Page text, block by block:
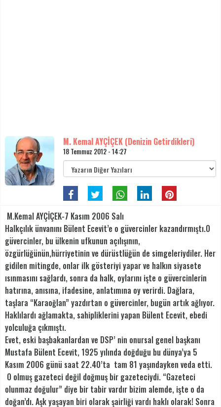
M. Kemal AYÇİÇEK (Denizin Getirdikleri)
18 Temmuz 2012 - 14:27
M.Kemal AYÇİÇEK-7 Kasım 2006 Salı
Halkçılık ünvanını Bülent Ecevit’e o güvercinler kazandırmıştı.O
güvercinler, bu ülkenin ufkunun açılışının,
özgürlüğünün,hürriyetinin ve dürüstlüğün de simgeleriydiler. Her
gidilen mitingde, onlar ilk gösteriyi yapar ve halkın siyasete
ısınmasını sağlardı, sonra da halk, oylarını işte o güvercinlerin
hatırına, anısına, ifadesine, anlatımına oy verirdi. Dağlara,
taşlara “Karaoğlan” yazdırtan o güvercinler, bugün artık ağlıyor.
Haklılardı ağlamakta, sahipliklerini yapan Bülent Ecevit, ebedi
yolculuğa çıkmıştı.
Evet, eski başbakanlardan ve DSP’ nin onursal genel başkanı
Mustafa Bülent Ecevit, 1925 yılında doğduğu bu dünya’ya 5
Kasım 2006 günü saat 22.40’ta tam 81 yaşındayken veda etti.
O olmuş gazeteci değil doğmuş bir gazeteciydi. “Gazeteci
olunmaz doğulur” diye bir tabir vardır bizim alemde, işte o da
doğan’dı. Aşk yaşayan biri olarak şairliği vardı haklı olarak! Sonra